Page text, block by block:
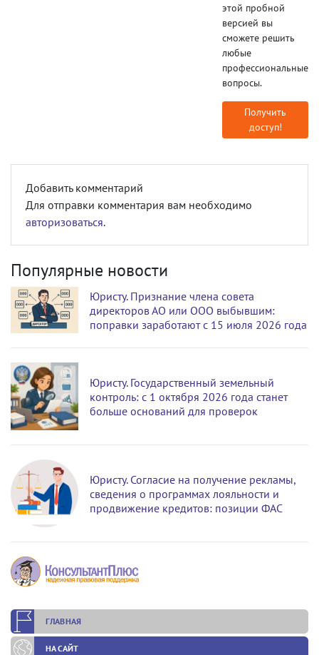
этой пробной
версией вы
сможете решить
любые
профессиональные
вопросы.
Получить
доступ!
Добавить комментарий
Для отправки комментария вам необходимо
авторизоваться.
Популярные новости
Юристу. Признание члена совета
директоров АО или ООО выбывшим:
поправки заработают с 15 июля 2026 года
Юристу. Государственный земельный
контроль: с 1 октября 2026 года станет
больше оснований для проверок
Юристу. Согласие на получение рекламы,
сведения о программах лояльности и
продвижение кредитов: позиции ФАС
ГЛАВНАЯ
НА САЙТ